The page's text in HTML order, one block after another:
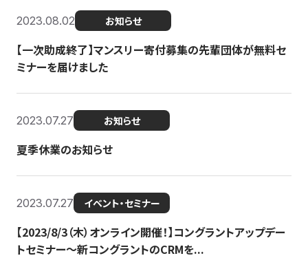
2023.08.02 お知らせ
【一次助成終了】マンスリー寄付募集の先輩団体が無料セ
ミナーを届けました
2023.07.27 お知らせ
夏季休業のお知らせ
2023.07.27 イベント・セミナー
【2023/8/3（木）オンライン開催！】コングラントアップデー
トセミナー〜新コングラントのCRMを...